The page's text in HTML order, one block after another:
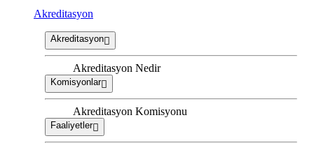
Akreditasyon
Akreditasyon
Akreditasyon Nedir
Komisyonlar
Akreditasyon Komisyonu
Faaliyetler